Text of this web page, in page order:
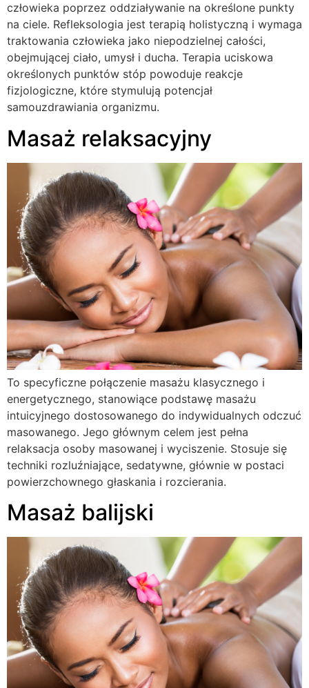
człowieka poprzez oddziaływanie na określone punkty
na ciele. Refleksologia jest terapią holistyczną i wymaga
traktowania człowieka jako niepodzielnej całości,
obejmującej ciało, umysł i ducha. Terapia uciskowa
określonych punktów stóp powoduje reakcje
fizjologiczne, które stymulują potencjał
samouzdrawiania organizmu.
Masaż relaksacyjny
To specyficzne połączenie masażu klasycznego i
energetycznego, stanowiące podstawę masażu
intuicyjnego dostosowanego do indywidualnych odczuć
masowanego. Jego głównym celem jest pełna
relaksacja osoby masowanej i wyciszenie. Stosuje się
techniki rozluźniające, sedatywne, głównie w postaci
powierzchownego głaskania i rozcierania.
Masaż balijski